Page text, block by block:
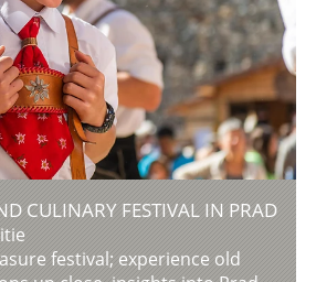
CULINARY FESTIVAL IN PRAD
festival; experience old